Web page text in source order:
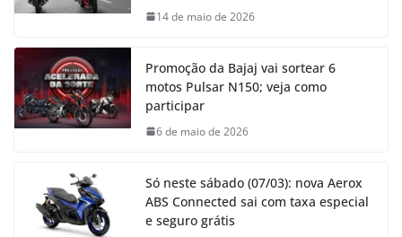
14 de maio de 2026
Promoção da Bajaj vai sortear 6
motos Pulsar N150; veja como
participar
6 de maio de 2026
Só neste sábado (07/03): nova Aerox
ABS Connected sai com taxa especial
e seguro grátis